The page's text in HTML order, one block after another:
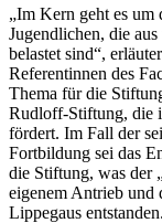
„Im Kern geht es um
Jugendlichen, die
belastet sind“,
Referentinnen des
Thema für die
Rudloff-Stiftung, die
fördert. Im Fall der
Fortbildung sei das
die Stiftung, was der
eigenem Antrieb und
Lippegaus entstanden.